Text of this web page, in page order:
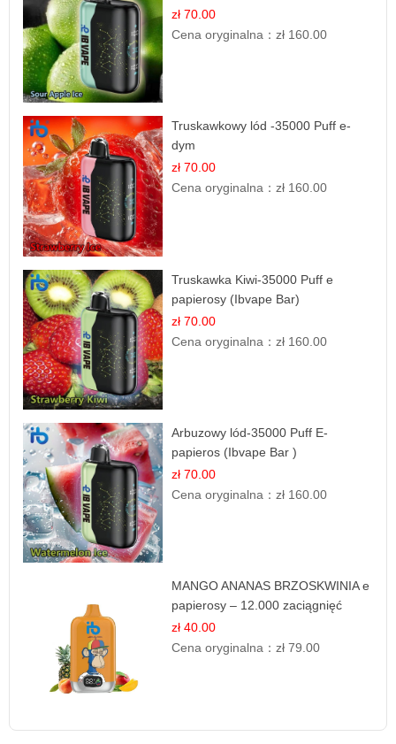
zł 70.00
Cena oryginalna：zł 160.00
Truskawkowy lód -35000 Puff e-
dym
zł 70.00
Cena oryginalna：zł 160.00
Truskawka Kiwi-35000 Puff e
papierosy (Ibvape Bar)
zł 70.00
Cena oryginalna：zł 160.00
Arbuzowy lód-35000 Puff E-
papieros (Ibvape Bar )
zł 70.00
Cena oryginalna：zł 160.00
MANGO ANANAS BRZOSKWINIA e
papierosy – 12.000 zaciągnięć
zł 40.00
Cena oryginalna：zł 79.00